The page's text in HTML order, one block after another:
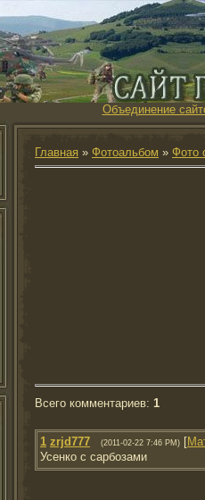
Объединение
Главная » Фотоальбом » Фото
Всего комментариев: 1
1 zrjd777 (2011-02-22 7:46 PM) [
Усенко с сарбозами